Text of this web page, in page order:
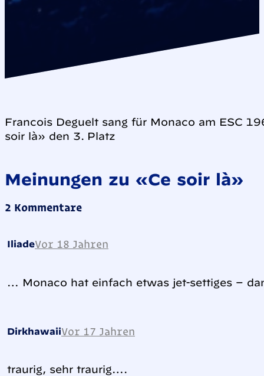
Francois Deguelt sang für Monaco am ESC
soir là» den 3. Platz
Meinungen zu «Ce soir là»
2 Kommentare
IliadeVor 18 Jahren
… Monaco hat einfach etwas jet-settiges –
DirkhawaiiVor 17 Jahren
traurig, sehr traurig….